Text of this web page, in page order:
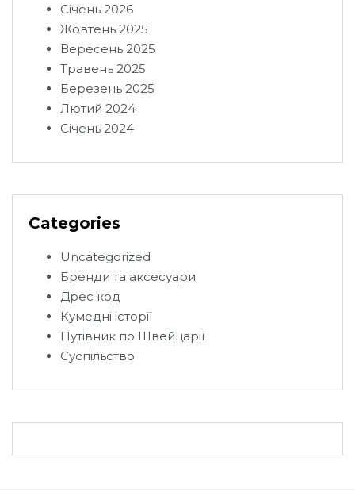
Січень 2026
Жовтень 2025
Вересень 2025
Травень 2025
Березень 2025
Лютий 2024
Січень 2024
Categories
Uncategorized
Бренди та аксесуари
Дрес код
Кумедні історії
Путівник по Швейцарії
Суспільство